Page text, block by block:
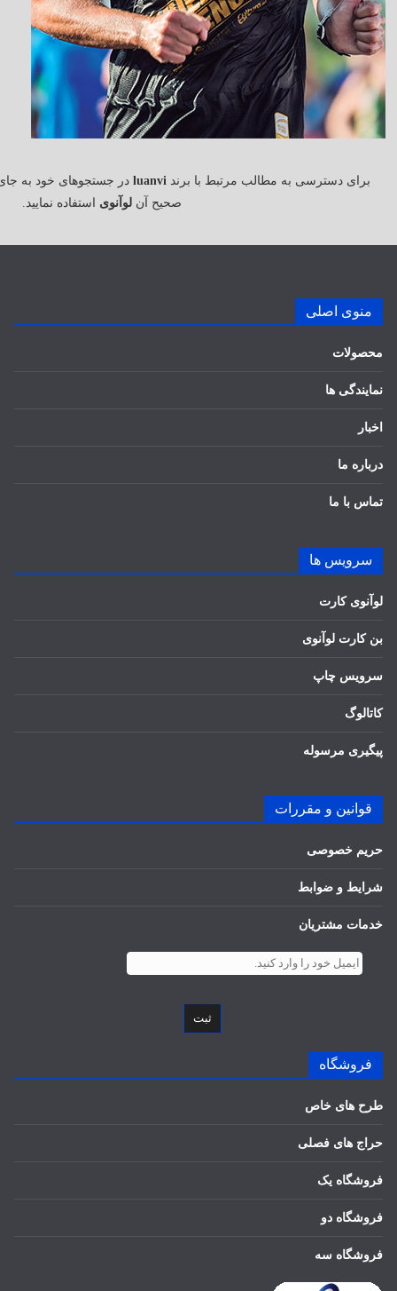
برای دسترسی به مطالب مرتبط با برندluanvi در جستجوهای خود به
صحیح آنلوآنوی استفاده نمایید.
منوی اصلی
محصولات
نمایندگی ها
اخبار
درباره ما
تماس با ما
سرویس ها
لوآنوی کارت
بن کارت لوآنوی
سرویس چاپ
کاتالوگ
پیگیری مرسوله
قوانین و مقررات
حریم خصوصی
شرایط و ضوابط
خدمات مشتریان
ثبت
فروشگاه
طرح های خاص
حراج های فصلی
فروشگاه یک
فروشگاه دو
فروشگاه سه